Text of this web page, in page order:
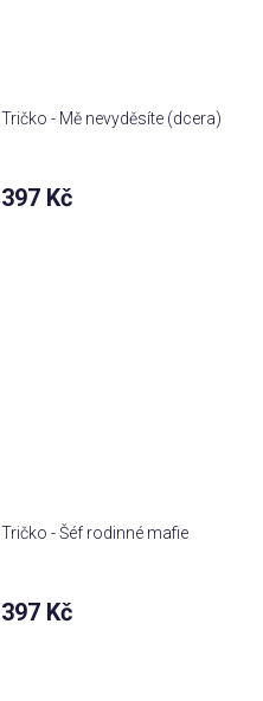
Tričko - Mě nevyděsíte (dcera)
397 Kč
Tričko - Šéf rodinné mafie
397 Kč